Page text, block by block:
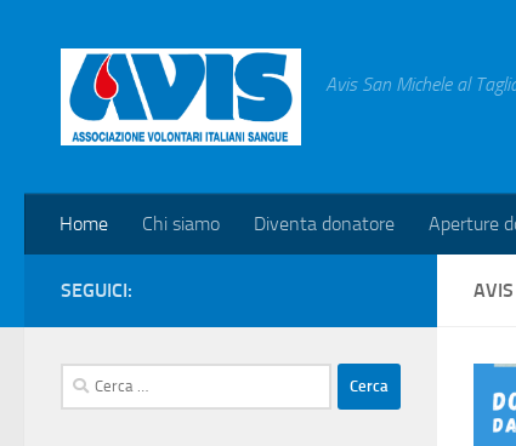
Avis San Michele al
Home Chi siamo Diventa donatore Aperture
SEGUICI:
Ricerca
per: